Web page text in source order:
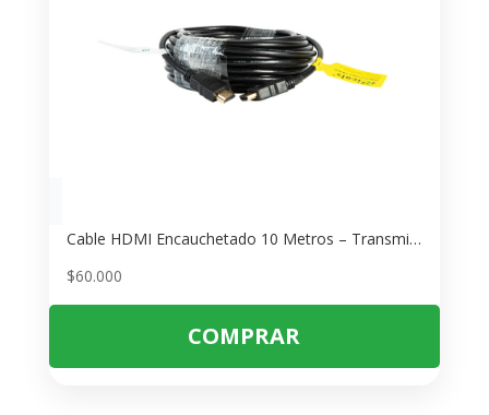
Cable HDMI Encauchetado 10 Metros – Transmisión Full HD 1080p Estable
$60.000
COMPRAR